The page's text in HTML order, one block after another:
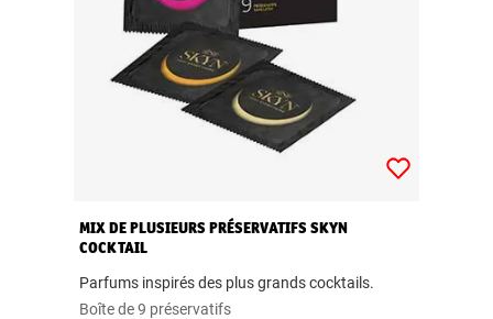
MIX DE PLUSIEURS PRÉSERVATIFS SKYN
COCKTAIL
Parfums inspirés des plus grands cocktails.
Boîte de 9 préservatifs